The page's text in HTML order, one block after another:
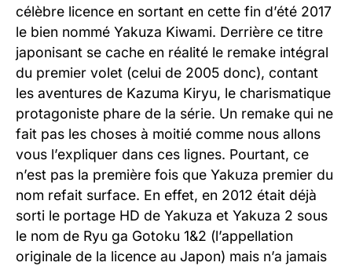
célèbre licence en sortant en cette fin d’été 2017
le bien nommé Yakuza Kiwami. Derrière ce titre
japonisant se cache en réalité le remake intégral
du premier volet (celui de 2005 donc), contant
les aventures de Kazuma Kiryu, le charismatique
protagoniste phare de la série. Un remake qui ne
fait pas les choses à moitié comme nous allons
vous l’expliquer dans ces lignes. Pourtant, ce
n’est pas la première fois que Yakuza premier du
nom refait surface. En effet, en 2012 était déjà
sorti le portage HD de Yakuza et Yakuza 2 sous
le nom de Ryu ga Gotoku 1&2 (l’appellation
originale de la licence au Japon) mais n’a jamais